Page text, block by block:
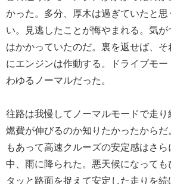
かった。多分、厚木は過ぎていたと
い。見逃したことが悔やまれる。気
はかかっていたのだ。裏を返せば、
にエンジンは作動する。ドライブモー
わゆるノーマルだった。
往路は我慢してノーマルモードで走
燃費が伸びるのか知りたかったからだ
もあって高速クルーズの安定感はさ
中、雨に降られた。悪天候になって
タッと路面を捉えて安定した走りを